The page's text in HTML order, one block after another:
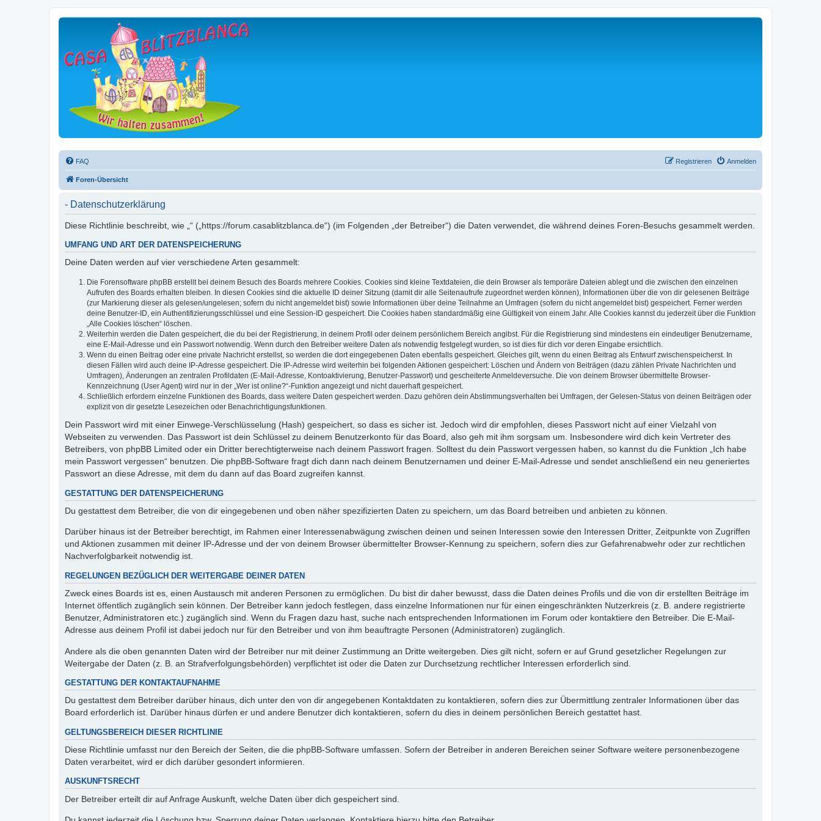
FAQ Anmelden
Registrieren
Foren-Übersicht
- Datenschutzerklärung
Diese Richtlinie beschreibt, wie „“ („https://forum.casablitzblanca.de“) (im Folgenden „der Betreiber“) die Daten verwendet, die während deines Foren-Besuchs gesammelt werden.
UMFANG UND ART DER DATENSPEICHERUNG
Deine Daten werden auf vier verschiedene Arten gesammelt:
Die Forensoftware phpBB erstellt bei deinem Besuch des Boards mehrere Cookies. Cookies sind kleine Textdateien, die dein Browser als temporäre Dateien ablegt und die zwischen den einzelnen
Aufrufen des Boards erhalten bleiben. In diesen Cookies sind die aktuelle ID deiner Sitzung (damit dir alle Seitenaufrufe zugeordnet werden können), Informationen über die von dir gelesenen Beiträge
(zur Markierung dieser als gelesen/ungelesen; sofern du nicht angemeldet bist) sowie Informationen über deine Teilnahme an Umfragen (sofern du nicht angemeldet bist) gespeichert. Ferner werden
deine Benutzer-ID, ein Authentifizierungsschlüssel und eine Session-ID gespeichert. Die Cookies haben standardmäßig eine Gültigkeit von einem Jahr. Alle Cookies kannst du jederzeit über die Funktion
„Alle Cookies löschen“ löschen.
Weiterhin werden die Daten gespeichert, die du bei der Registrierung, in deinem Profil oder deinem persönlichem Bereich angibst. Für die Registrierung sind mindestens ein eindeutiger Benutzername,
eine E-Mail-Adresse und ein Passwort notwendig. Wenn durch den Betreiber weitere Daten als notwendig festgelegt wurden, so ist dies für dich vor deren Eingabe ersichtlich.
Wenn du einen Beitrag oder eine private Nachricht erstellst, so werden die dort eingegebenen Daten ebenfalls gespeichert. Gleiches gilt, wenn du einen Beitrag als Entwurf zwischenspeicherst. In
diesen Fällen wird auch deine IP-Adresse gespeichert. Die IP-Adresse wird weiterhin bei folgenden Aktionen gespeichert: Löschen und Ändern von Beiträgen (dazu zählen Private Nachrichten und
Umfragen), Änderungen an zentralen Profildaten (E-Mail-Adresse, Kontoaktivierung, Benutzer-Passwort) und gescheiterte Anmeldeversuche. Die von deinem Browser übermittelte Browser-
Kennzeichnung (User Agent) wird nur in der „Wer ist online?“-Funktion angezeigt und nicht dauerhaft gespeichert.
Schließlich erfordern einzelne Funktionen des Boards, dass weitere Daten gespeichert werden. Dazu gehören dein Abstimmungsverhalten bei Umfragen, der Gelesen-Status von deinen Beiträgen oder
explizit von dir gesetzte Lesezeichen oder Benachrichtigungsfunktionen.
Dein Passwort wird mit einer Einwege-Verschlüsselung (Hash) gespeichert, so dass es sicher ist. Jedoch wird dir empfohlen, dieses Passwort nicht auf einer Vielzahl von
Webseiten zu verwenden. Das Passwort ist dein Schlüssel zu deinem Benutzerkonto für das Board, also geh mit ihm sorgsam um. Insbesondere wird dich kein Vertreter des
Betreibers, von phpBB Limited oder ein Dritter berechtigterweise nach deinem Passwort fragen. Solltest du dein Passwort vergessen haben, so kannst du die Funktion „Ich habe
mein Passwort vergessen“ benutzen. Die phpBB-Software fragt dich dann nach deinem Benutzernamen und deiner E-Mail-Adresse und sendet anschließend ein neu generiertes
Passwort an diese Adresse, mit dem du dann auf das Board zugreifen kannst.
GESTATTUNG DER DATENSPEICHERUNG
Du gestattest dem Betreiber, die von dir eingegebenen und oben näher spezifizierten Daten zu speichern, um das Board betreiben und anbieten zu können.
Darüber hinaus ist der Betreiber berechtigt, im Rahmen einer Interessenabwägung zwischen deinen und seinen Interessen sowie den Interessen Dritter, Zeitpunkte von Zugriffen
und Aktionen zusammen mit deiner IP-Adresse und der von deinem Browser übermittelter Browser-Kennung zu speichern, sofern dies zur Gefahrenabwehr oder zur rechtlichen
Nachverfolgbarkeit notwendig ist.
REGELUNGEN BEZÜGLICH DER WEITERGABE DEINER DATEN
Zweck eines Boards ist es, einen Austausch mit anderen Personen zu ermöglichen. Du bist dir daher bewusst, dass die Daten deines Profils und die von dir erstellten Beiträge im
Internet öffentlich zugänglich sein können. Der Betreiber kann jedoch festlegen, dass einzelne Informationen nur für einen eingeschränkten Nutzerkreis (z. B. andere registrierte
Benutzer, Administratoren etc.) zugänglich sind. Wenn du Fragen dazu hast, suche nach entsprechenden Informationen im Forum oder kontaktiere den Betreiber. Die E-Mail-
Adresse aus deinem Profil ist dabei jedoch nur für den Betreiber und von ihm beauftragte Personen (Administratoren) zugänglich.
Andere als die oben genannten Daten wird der Betreiber nur mit deiner Zustimmung an Dritte weitergeben. Dies gilt nicht, sofern er auf Grund gesetzlicher Regelungen zur
Weitergabe der Daten (z. B. an Strafverfolgungsbehörden) verpflichtet ist oder die Daten zur Durchsetzung rechtlicher Interessen erforderlich sind.
GESTATTUNG DER KONTAKTAUFNAHME
Du gestattest dem Betreiber darüber hinaus, dich unter den von dir angegebenen Kontaktdaten zu kontaktieren, sofern dies zur Übermittlung zentraler Informationen über das
Board erforderlich ist. Darüber hinaus dürfen er und andere Benutzer dich kontaktieren, sofern du dies in deinem persönlichen Bereich gestattet hast.
GELTUNGSBEREICH DIESER RICHTLINIE
Diese Richtlinie umfasst nur den Bereich der Seiten, die die phpBB-Software umfassen. Sofern der Betreiber in anderen Bereichen seiner Software weitere personenbezogene
Daten verarbeitet, wird er dich darüber gesondert informieren.
AUSKUNFTSRECHT
Der Betreiber erteilt dir auf Anfrage Auskunft, welche Daten über dich gespeichert sind.